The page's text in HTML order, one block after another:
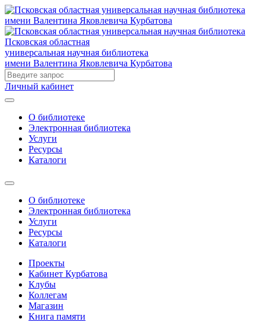
Псковская областная
универсальная научная библиотека
имени Валентина Яковлевича Курбатова
Личный кабинет
О библиотеке
Электронная библиотека
Услуги
Ресурсы
Каталоги
О библиотеке
Электронная библиотека
Услуги
Ресурсы
Каталоги
Проекты
Кабинет Курбатова
Клубы
Коллегам
Магазин
Книга памяти